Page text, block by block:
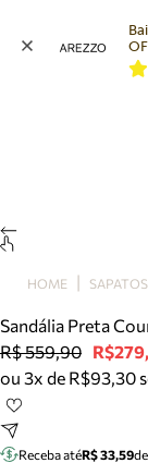
Bolsa
Tamanco
Tênis
Mule
Tire
HOME SAPATOS
Sandália Preta
R$ 559,90
ou 3x de R$93,30
Receba atéR$ 33,59